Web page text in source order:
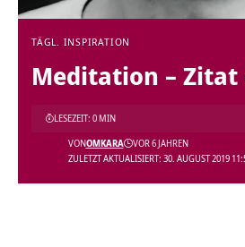
TÄGL. INSPIRATION
Meditation – Zitat
ZULETZT AKTUALISIERT: 30. AUGUST 2019
VONOMKARA VOR 6 JAHREN
LESEZEIT: 0 MIN